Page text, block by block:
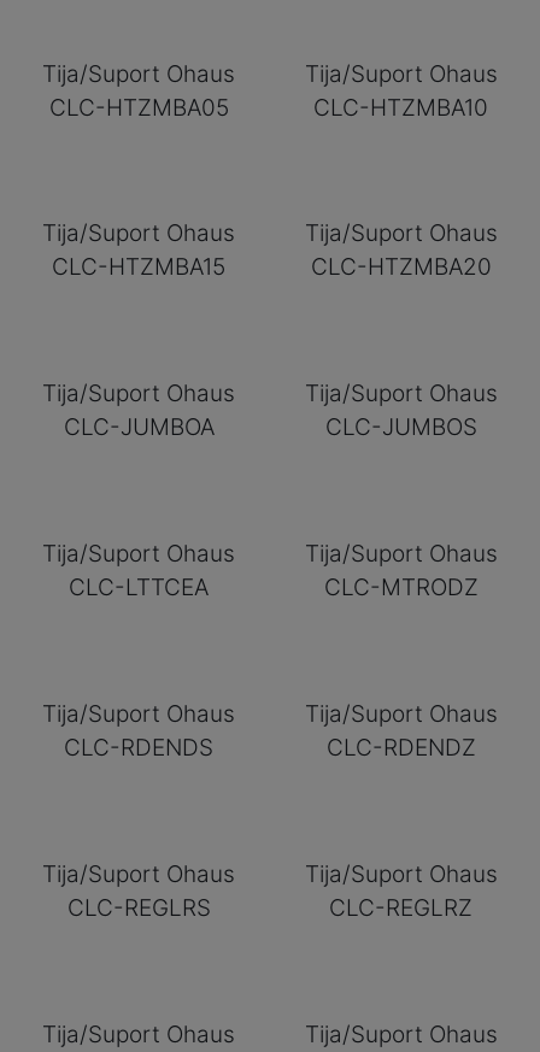
Tija/Suport Ohaus
CLC-HTZMBA05
Tija/Suport Ohaus
CLC-HTZMBA10
Tija/Suport Ohaus
CLC-HTZMBA15
Tija/Suport Ohaus
CLC-HTZMBA20
Tija/Suport Ohaus
CLC-JUMBOA
Tija/Suport Ohaus
CLC-JUMBOS
Tija/Suport Ohaus
CLC-LTTCEA
Tija/Suport Ohaus
CLC-MTRODZ
Tija/Suport Ohaus
CLC-RDENDS
Tija/Suport Ohaus
CLC-RDENDZ
Tija/Suport Ohaus
CLC-REGLRS
Tija/Suport Ohaus
CLC-REGLRZ
Tija/Suport Ohaus
Tija/Suport Ohaus